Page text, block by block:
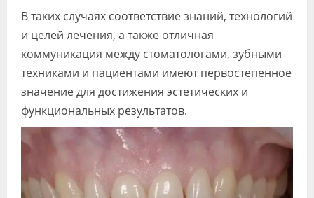
В таких случаях соответствие знаний, технологий
и целей лечения, а также отличная
коммуникация между стоматологами, зубными
техниками и пациентами имеют первостепенное
значение для достижения эстетических и
функциональных результатов.